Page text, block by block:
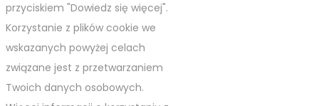
przyciskiem "Dowiedz się więcej".
Korzystanie z plików cookie we
wskazanych powyżej celach
związane jest z przetwarzaniem
Twoich danych osobowych.